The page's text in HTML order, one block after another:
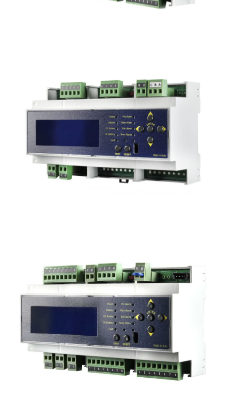
2 zone per 16 sonde convenzionali
Centrale gas modulare:
32 sonde Indirizzate